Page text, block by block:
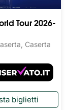
Tour 2026-
Caserta